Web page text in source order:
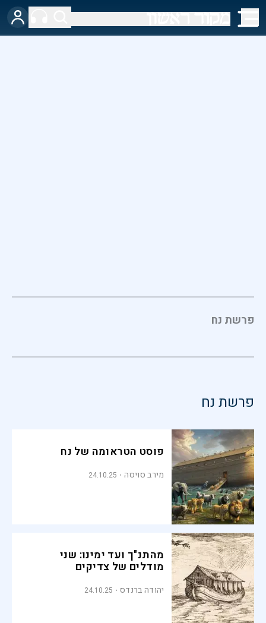
פרשת נח
פרשת נח
פוסט הטראומה של נח
מירב סויסה 24.10.25
מהתנ"ך ועד ימינו: שני
מודלים של צדיקים
יהודה ברנדס 24.10.25